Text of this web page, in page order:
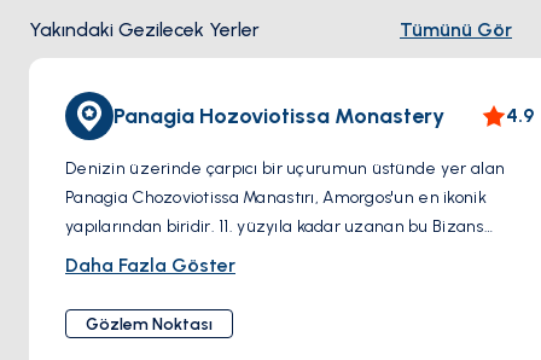
Yakındaki Gezilecek Yerler Tümünü Gör
Panagia Hozoviotissa Monastery 4.9
Denizin üzerinde çarpıcı bir uçurumun üstünde yer alan
Panagia Chozoviotissa Manastırı, Amorgos'un en ikonik
yapılarından biridir. 11. yüzyıla kadar uzanan bu Bizans
manastırı, Meryem Ana'ya adanmıştır ve dini artefaktlar ve
Ziyaretçiler manastırın içini keşfedebilir, mimarisini
hayranlıkla izleyebilir ve vantage noktasından sahil
Daha Fazla Göster
Gözlem Noktası